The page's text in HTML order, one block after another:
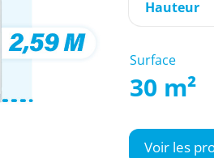
Hauteur
Surface
30 m²
Voir les